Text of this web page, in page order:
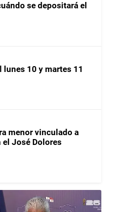
se depositará el
lunes 10 y martes 11
menor vinculado a
el José Dolores